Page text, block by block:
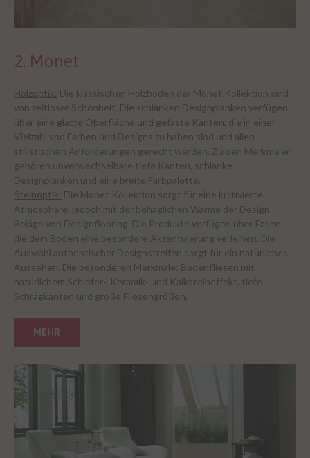
2. Monet
Holzoptik: Die klassischen Holzböden der Monet Kollektion sind
von zeitloser Schönheit. Die schlanken Designplanken verfügen
über eine glatte Oberfläche und gefaste Kanten, die in einer
Vielzahl von Farben und Designs zu haben sind und allen
stilistischen Anforderungen gerecht werden. Zu den Merkmalen
gehören unverwechselbare tiefe Kanten, schlanke
Designplanken und eine breite Farbpalette.
Steinoptik: Die Monet Kollektion sorgt für eine kultivierte
Atmosphäre, jedoch mit der behaglichen Wärme der Design
Beläge von Designflooring. Die Produkte verfügen über Fasen,
die dem Boden eine besondere Akzentuierung verleihen. Die
Auswahl authentischer Designstreifen sorgt für ein natürliches
Aussehen. Die besonderen Merkmale: Bodenfliesen mit
natürlichem Schiefer-, Keramik- und Kalksteineffekt, tiefe
Schrägkanten und große Fliesengrößen.
MEHR